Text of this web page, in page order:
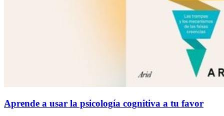
Aprende a usar la psicología cognitiva a tu favor